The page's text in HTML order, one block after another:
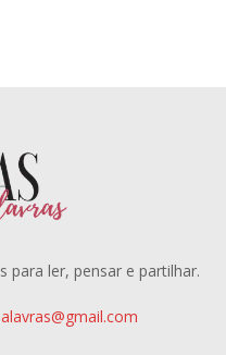
para ler, pensar e partilhar.